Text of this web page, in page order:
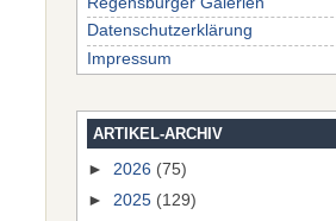
Datenschutzerklärung
Impressum
ARTIKEL-ARCHIV
► 2026 (75)
► 2025 (129)